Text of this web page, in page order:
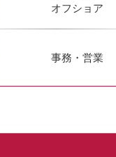
オフショア
事務・営業